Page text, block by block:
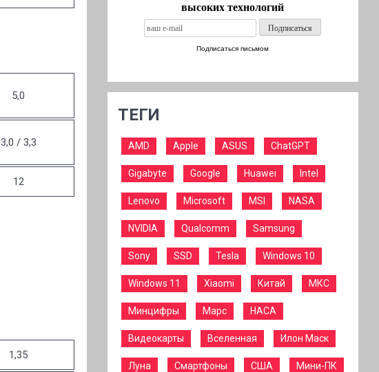
5,0
3,0 / 3,3
12
1,35
высоких технологий
Подписаться письмом
ТЕГИ
AMD Apple ASUS ChatGPT
Gigabyte Google Huawei Intel
Lenovo Microsoft MSI NASA
NVIDIA Qualcomm Samsung
Sony SSD Tesla Windows 10
Windows 11 Xiaomi Китай МКС
Минцифры Марс НАСА
Видеокарты Вселенная Илон Маск
Луна Смартфоны США Мини-ПК